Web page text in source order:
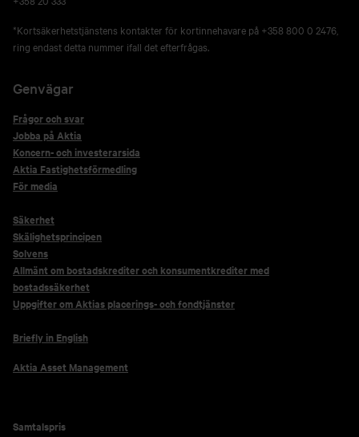
*Kortsäkerhetstjänstens kontakter för kortinnehavare på +358 800 0 2476,
ring endast detta nummer ifall det efterfrågas.
Genvägar
Frågor och svar
Jobba på Aktia
Koncern- och investerarsida
Aktia Fastighetsförmedling
För media
Säkerhet
Skälighetsprincipen
Solvens
Allmänt om bostadskrediter och konsumentkrediter med
bostadssäkerhet
Uppgifter om Aktias placerings- och fondtjänster
Briefly in English
Aktia Asset Management
Samtalspris